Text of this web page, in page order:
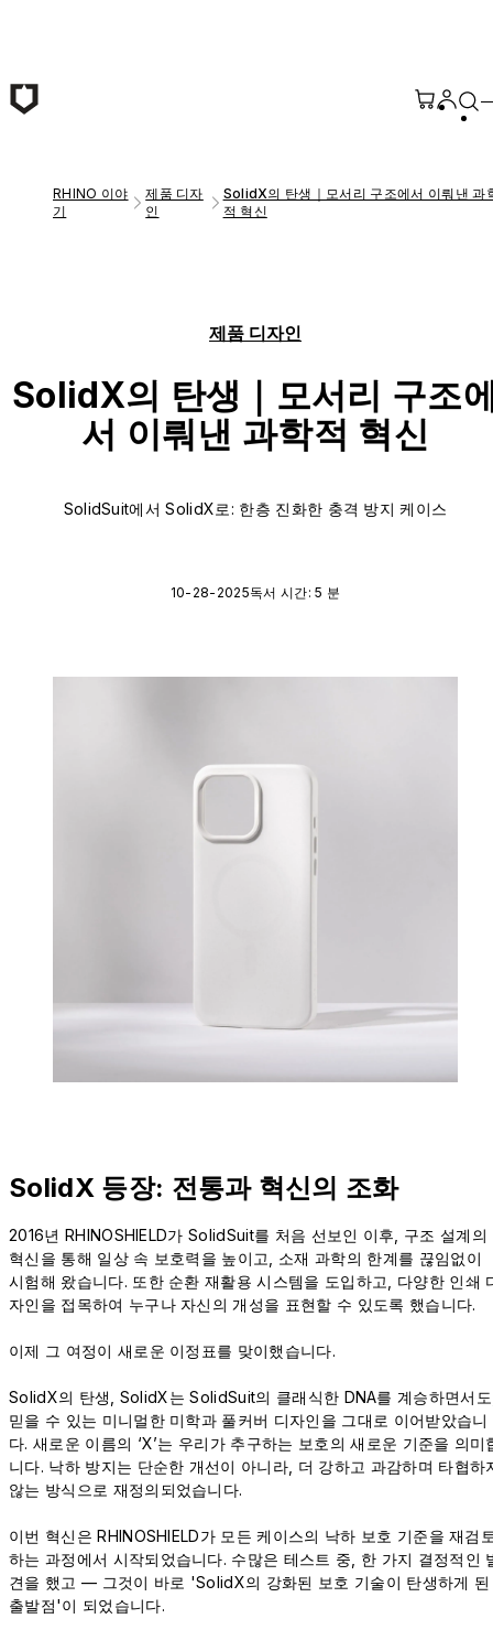
RHINO 이야
기
제품 디자
인
SolidX의 탄생｜모서리 구조에서 이뤄낸 과
적 혁신
제품 디자인
SolidX의 탄생｜모서리 구조
서 이뤄낸 과학적 혁신
SolidSuit에서 SolidX로: 한층 진화한 충격 방지 케이스
10-28-2025독서 시간: 5 분
SolidX 등장: 전통과 혁신의 조화
2016년 RHINOSHIELD가 SolidSuit를 처음 선보인 이후, 구조 설계의
혁신을 통해 일상 속 보호력을 높이고, 소재 과학의 한계를 끊임없이
시험해 왔습니다. 또한 순환 재활용 시스템을 도입하고, 다양한 인쇄
자인을 접목하여 누구나 자신의 개성을 표현할 수 있도록 했습니다.
이제 그 여정이 새로운 이정표를 맞이했습니다.
SolidX의 탄생, SolidX는 SolidSuit의 클래식한 DNA를 계승하면서
믿을 수 있는 미니멀한 미학과 풀커버 디자인을 그대로 이어받았습니
다. 새로운 이름의 ‘X’는 우리가 추구하는 보호의 새로운 기준을 의미
니다. 낙하 방지는 단순한 개선이 아니라, 더 강하고 과감하며 타협하
않는 방식으로 재정의되었습니다.
이번 혁신은 RHINOSHIELD가 모든 케이스의 낙하 보호 기준을 재검
하는 과정에서 시작되었습니다. 수많은 테스트 중, 한 가지 결정적인
견을 했고 — 그것이 바로 'SolidX의 강화된 보호 기술이 탄생하게 된
출발점'이 되었습니다.